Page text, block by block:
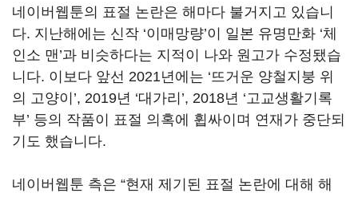
네이버웹툰의 표절 논란은 해마다 불거지고 있습니
다. 지난해에는 신작 ‘이매망량’이 일본 유명만화 ‘체
인소 맨’과 비슷하다는 지적이 나와 원고가 수정됐습
니다. 이보다 앞선 2021년에는 ‘뜨거운 양철지붕 위
의 고양이’, 2019년 ‘대가리’, 2018년 ‘고교생활기록
부’ 등의 작품이 표절 의혹에 휩싸이며 연재가 중단되
기도 했습니다.
네이버웹툰 측은 “현재 제기된 표절 논란에 대해 해